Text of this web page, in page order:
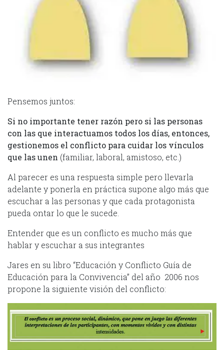
Pensemos juntos:
Si no importante tener razón pero si las personas
con las que interactuamos todos los días, entonces,
gestionemos el conflicto para cuidar los vínculos
que las unen (familiar, laboral, amistoso, etc.)
Al parecer es una respuesta simple pero llevarla
adelante y ponerla en práctica supone algo más que
escuchar a las personas y que cada protagonista
pueda ontar lo que le sucede.
Entender que es un conflicto es mucho más que
hablar y escuchar a sus integrantes
Jares en su libro “Educación y Conflicto Guía de
Educación para la Convivencia” del año 2006 nos
propone la siguiente visión del conflicto: